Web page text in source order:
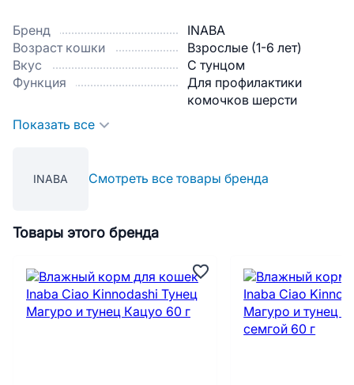
Бренд
INABA
Возраст кошки
Взрослые (1-6 лет)
Вкус
С тунцом
Функция
Для профилактики
комочков шерсти
Показать все
INABA Смотреть все товары бренда
Товары этого бренда